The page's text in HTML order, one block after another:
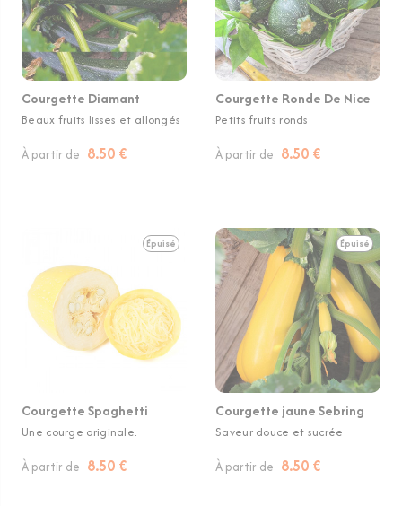
Courgette Diamant
Beaux fruits lisses et allongés
À partir de 8.50 €
Courgette Ronde De Nice
Petits fruits ronds
À partir de 8.50 €
Épuisé
Courgette Spaghetti
Une courge originale.
À partir de 8.50 €
Épuisé
Courgette jaune Sebring
Saveur douce et sucrée
À partir de 8.50 €